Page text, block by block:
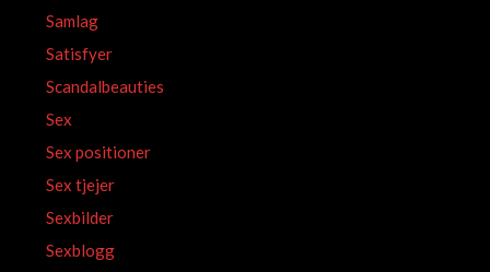
Samlag
Satisfyer
Scandalbeauties
Sex
Sex positioner
Sex tjejer
Sexbilder
Sexblogg